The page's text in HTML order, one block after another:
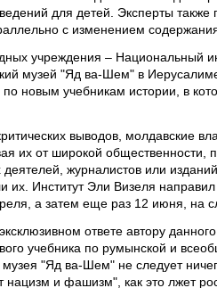
для детей. Эксперты
с изменением
учреждения – Национальный
музей "Яд ва-Шем" в Иерусалиме
новым учебникам истории, в
выводов, молдавские
их от широкой общественности,
журналистов или
их. Институт Эли Визеля
а затем еще раз 12 июня, на
ответе автору
учебника по румынской и
"Яд ва-Шем" не следует
нацизм и фашизм", как это лжет